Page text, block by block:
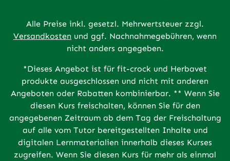
Alle Preise inkl. gesetzl. Mehrwertsteuer zzgl.
Versandkosten und ggf. Nachnahmegebühren, wenn
nicht anders angegeben.
*Dieses Angebot ist für fit-crock und Herbavet
produkte ausgeschlossen und nicht mit anderen
Angeboten oder Rabatten kombinierbar. ** Wenn Sie
diesen Kurs freischalten, können Sie für den
angegebenen Zeitraum ab dem Tag der Freischaltung
auf alle vom Tutor bereitgestellten Inhalte und
digitalen Lernmaterialien innerhalb dieses Kurses
zugreifen. Wenn Sie diesen Kurs für mehr als einmal